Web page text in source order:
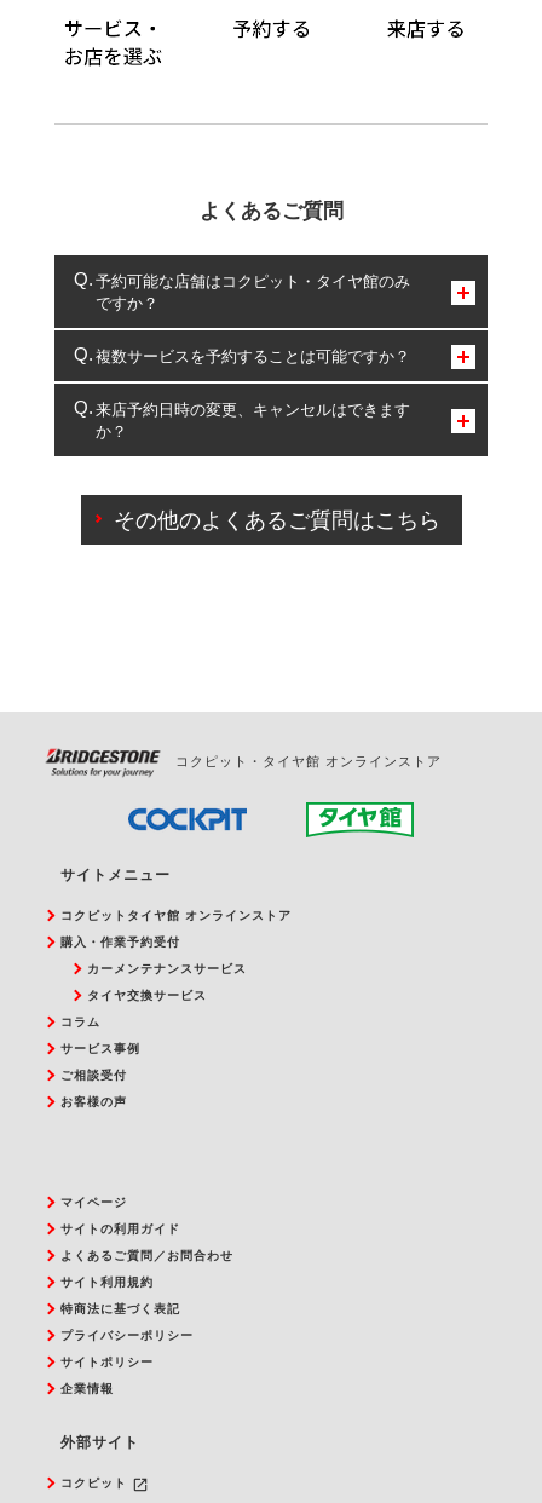
よくあるご質問
予約可能な店舗はコクピット・タイヤ館のみ
ですか？
コクピット・タイヤ館のみとなります。
複数サービスを予約することは可能ですか？
複数サービスのご予約は可能です。
一部の商品・サービスの組み合わせに限り、同時にご予約が
出来ないものもございます。
来店予約日時の変更、キャンセルはできます
か？
ご来店予約日の3営業日前を過ぎている場合のご予約
の日時変更につきましては、直接ご予約の店舗まで
その他のよくあるご質問はこちら
コクピット・タイヤ館 オンラインストア
サイトメニュー
コクピットタイヤ館 オンラインストア
購入・作業予約受付
カーメンテナンスサービス
タイヤ交換サービス
コラム
サービス事例
ご相談受付
お客様の声
マイページ
サイトの利用ガイド
よくあるご質問／お問合わせ
サイト利用規約
特商法に基づく表記
プライバシーポリシー
サイトポリシー
企業情報
外部サイト
コクピット
launch